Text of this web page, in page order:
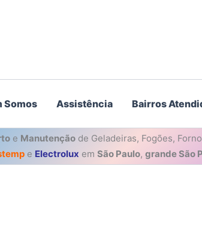
Somos Assistência Bairros
e Manutenção de Geladeiras, Fogões,
e Electrolux em São Paulo, grande São